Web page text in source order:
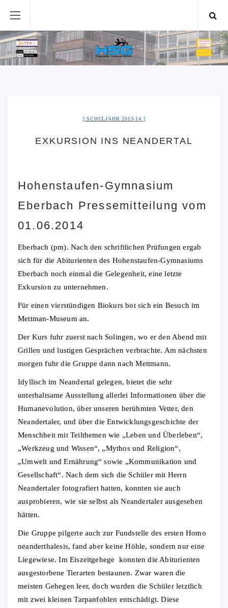
SCHULJAHR 2013-14
EXKURSION INS NEANDERTAL
Hohenstaufen-Gymnasium
Eberbach Pressemitteilung vom
01.06.2014
Eberbach (pm). Nach den schriftlichen Prüfungen ergab
sich für die Abiturienten des Hohenstaufen-Gymnasiums
Eberbach noch einmal die Gelegenheit, eine letzte
Exkursion zu unternehmen.
Für einen vierstündigen Biokurs bot sich ein Besuch im
Mettman-Museum an.
Der Kurs fuhr zuerst nach Solingen, wo er den Abend mit
Grillen und lustigen Gesprächen verbrachte. Am nächsten
morgen fuhr die Gruppe dann nach Mettmann.
Idyllisch im Neandertal gelegen, bietet die sehr
unterhaltsame Ausstellung allerlei Informationen über die
Humanevolution, über unseren berühmten Vetter, den
Neandertaler, und über die Entwicklungsgeschichte der
Menschheit mit Teilthemen wie „Leben und Überleben“,
„Werkzeug und Wissen“, „Mythos und Religion“,
„Umwelt und Ernährung“ sowie „Kommunikation und
Gesellschaft“. Nach dem sich die Schüler mit Herrn
Neandertaler fotografiert hatten, konnten sie auch
ausprobieren, wie sie selbst als Neandertaler ausgesehen
hätten.
Die Gruppe pilgerte auch zur Fundstelle des ersten Homo
neanderthalesis, fand aber keine Höhle, sondern nur eine
Liegewiese. Im Eiszeitgehege konnten die Abiturienten
ausgestorbene Tierarten bestaunen. Zwar waren die
meisten Gehegen leer, doch wurden die Schüler letztlich
mit zwei kleinen Tarpanfohlen entschädigt. Diese